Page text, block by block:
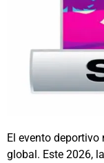
El evento
global. Este 2026,